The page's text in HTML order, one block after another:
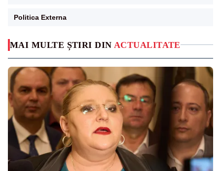
MAI MULTE ȘTIRI DIN ACTUALITATE
Politica Externa